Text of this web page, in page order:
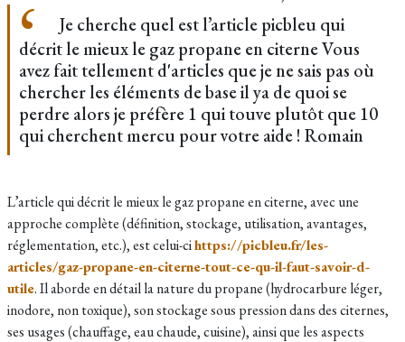
Je cherche quel est l’article picbleu qui
décrit le mieux le gaz propane en citerne Vous
avez fait tellement d'articles que je ne sais pas où
chercher les éléments de base il ya de quoi se
perdre alors je préfère 1 qui touve plutôt que 10
qui cherchent mercu pour votre aide ! Romain
L’article qui décrit le mieux le gaz propane en citerne, avec une
approche complète (définition, stockage, utilisation, avantages,
réglementation, etc.), est celui-cihttps://picbleu.fr/les-
articles/gaz-propane-en-citerne-tout-ce-qu-il-faut-savoir-d-
utile. Il aborde en détail la nature du propane (hydrocarbure léger,
inodore, non toxique), son stockage sous pression dans des citernes,
ses usages (chauffage, eau chaude, cuisine), ainsi que les aspects